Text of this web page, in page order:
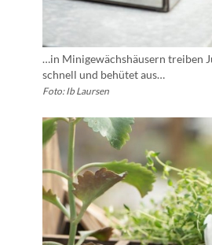
…in Minigewächshäusern treiben
schnell und behütet aus…
Foto: Ib Laursen